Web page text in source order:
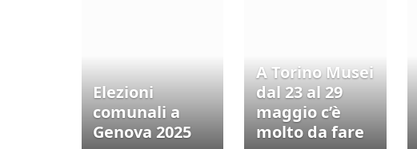
Elezioni
comunali a
Genova 2025
A Torino Musei
dal 23 al 29
maggio c’è
molto da fare